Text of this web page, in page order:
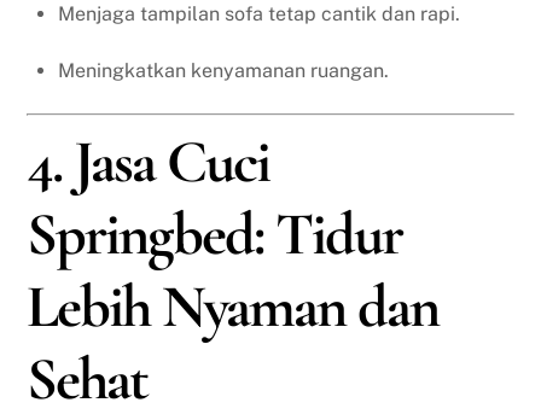
Menjaga tampilan sofa tetap cantik dan rapi.
Meningkatkan kenyamanan ruangan.
4. Jasa Cuci
Springbed: Tidur
Lebih Nyaman dan
Sehat